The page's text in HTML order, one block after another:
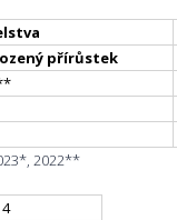
přírůstek
2022**
4